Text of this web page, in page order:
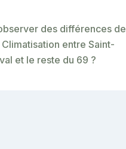
des différences de
entre Saint-
et le reste du 69 ?